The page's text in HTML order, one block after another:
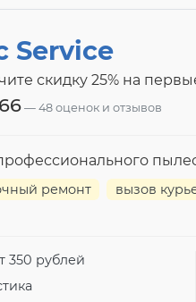
Service
скидку 25% на
48 оценок и отзывов
ремонт вызов
350 рублей